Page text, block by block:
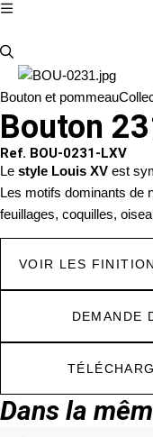
Bouton et pommeau
Bouton
Ref. BOU-0231-LXV
Le style Louis XV est
Les motifs dominants de
feuillages, coquilles,
VOIR LES
DEMANDE
Dans la